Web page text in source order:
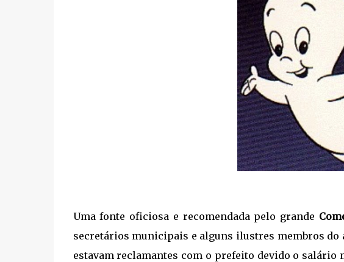
Uma fonte oficiosa e recomendada pelo grande
secretários municipais e alguns ilustres membros do
estavam reclamantes com o prefeito devido o salário